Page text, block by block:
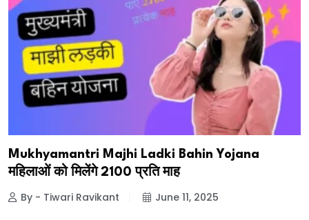
Mukhyamantri Majhi Ladki Bahin Yojana
महिलाओं को मिलेंगे ₹2100 प्रति माह
By - Tiwari Ravikant June 11, 2025